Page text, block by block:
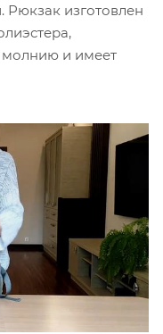
изготовлен
молнию и имеет